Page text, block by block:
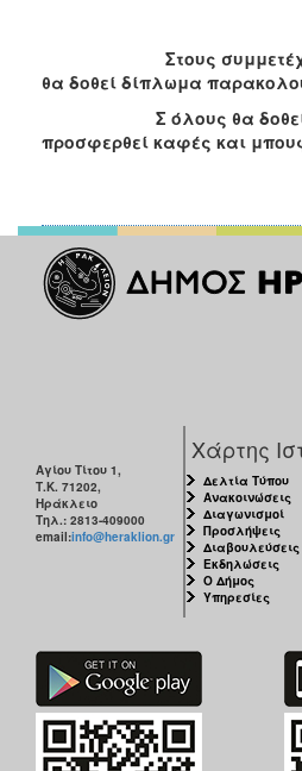
Στους
θα δοθεί δίπλωμα
Σ όλους θα δοθεί
προσφερθεί καφές και
Αγίου Τίτου 1,
Τ.Κ. 71202,
Ηράκλειο
Τηλ.: 2813-409000
email:info@heraklion.gr
Χάρτης
Δελτία Τύπου
Ανακοινώσεις
Διαγωνισμοί
Προσλήψεις
Διαβουλεύσεις
Εκδηλώσεις
Ο Δήμος
Υπηρεσίες